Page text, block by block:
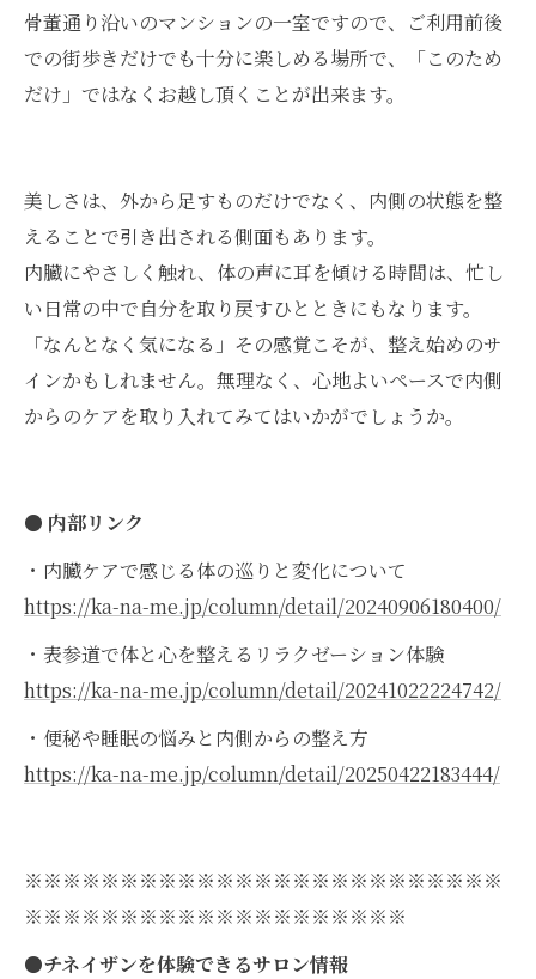
骨董通り沿いのマンションの一室ですので、ご利用前後
での街歩きだけでも十分に楽しめる場所で、「このため
だけ」ではなくお越し頂くことが出来ます。
美しさは、外から足すものだけでなく、内側の状態を整
えることで引き出される側面もあります。
内臓にやさしく触れ、体の声に耳を傾ける時間は、忙し
い日常の中で自分を取り戻すひとときにもなります。
「なんとなく気になる」その感覚こそが、整え始めのサ
インかもしれません。無理なく、心地よいペースで内側
からのケアを取り入れてみてはいかがでしょうか。
● 内部リンク
・内臓ケアで感じる体の巡りと変化について
https://ka-na-me.jp/column/detail/20240906180400/
・表参道で体と心を整えるリラクゼーション体験
https://ka-na-me.jp/column/detail/20241022224742/
・便秘や睡眠の悩みと内側からの整え方
https://ka-na-me.jp/column/detail/20250422183444/
※※※※※※※※※※※※※※※※※※※※※※※※※
※※※※※※※※※※※※※※※※※※※※
●チネイザンを体験できるサロン情報